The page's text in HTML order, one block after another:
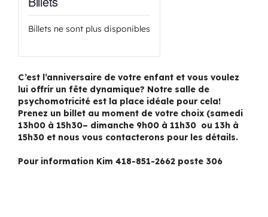
Billets ne sont plus disponibles
C’est l’anniversaire de votre enfant et vous voulez
lui offrir un fête dynamique? Notre salle de
psychomotricité est la place idéale pour cela!
Prenez un billet au moment de votre choix (samedi
13h00 à 15h30– dimanche 9h00 à 11h30 ou 13h à
15h30 et nous vous contacterons pour les détails.
Pour information Kim 418-851-2662 poste 306